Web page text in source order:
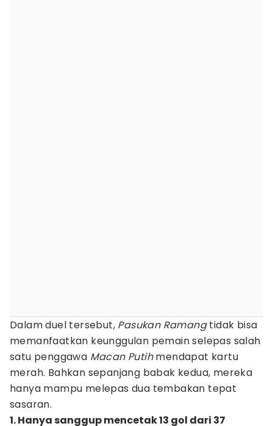
Dalam duel tersebut, Pasukan Ramangtidak bisa
memanfaatkan keunggulan pemain selepas salah
satu penggawa Macan Putihmendapat kartu
merah. Bahkan sepanjang babak kedua, mereka
hanya mampu melepas dua tembakan tepat
sasaran.
1. Hanya sanggup mencetak 13 gol dari 37